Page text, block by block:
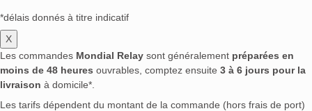
*délais donnés à titre indicatif
X
Les commandes Mondial Relay sont généralement préparées en
moins de 48 heures ouvrables, comptez ensuite 3 à 6 jours pour la
livraison à domicile*.
Les tarifs dépendent du montant de la commande (hors frais de port)